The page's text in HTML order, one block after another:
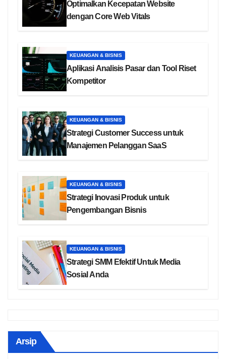
Optimalkan Kecepatan Website
dengan Core Web Vitals
KEUANGAN & BISNIS
Aplikasi Analisis Pasar dan Tool Riset
Kompetitor
KEUANGAN & BISNIS
Strategi Customer Success untuk
Manajemen Pelanggan SaaS
KEUANGAN & BISNIS
Strategi Inovasi Produk untuk
Pengembangan Bisnis
KEUANGAN & BISNIS
Strategi SMM Efektif Untuk Media
Sosial Anda
Arsip